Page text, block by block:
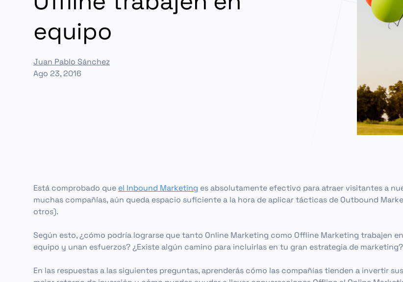
equipo
Juan Pablo Sánchez
Ago 23, 2016
Está comprobado que el Inbound Marketing es absolutamente efectivo para atraer visitantes a
muchas compañías, aún queda espacio suficiente a la hora de aplicar tácticas de Outbound
otros).
Según esto, ¿cómo podría lograrse que tanto Online Marketing como Offline Marketing trabajen en
equipo y unan esfuerzos? ¿Existe algún camino para incluirlas en tu gran estrategia de marketing?
En las respuestas a las siguientes preguntas, aprenderás cómo las compañías tienden a invertir